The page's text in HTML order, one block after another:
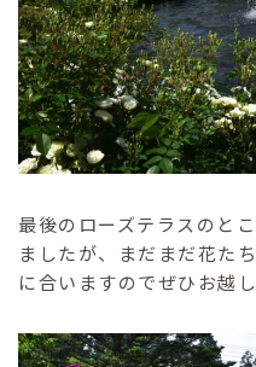
最後のローズテラスのと
ましたが、まだまだ花た
に合いますのでぜひお越し